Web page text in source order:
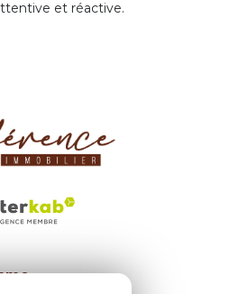
et réactive.